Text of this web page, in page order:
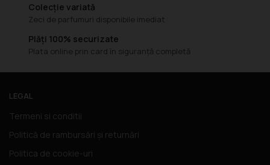
Colecție variată
Zeci de parfumuri disponibile imediat
Plăți 100% securizate
Plata online prin card în siguranță completă
LEGAL
Termeni si conditii
Politică de rambursări și returnări
Politica de cookie-uri